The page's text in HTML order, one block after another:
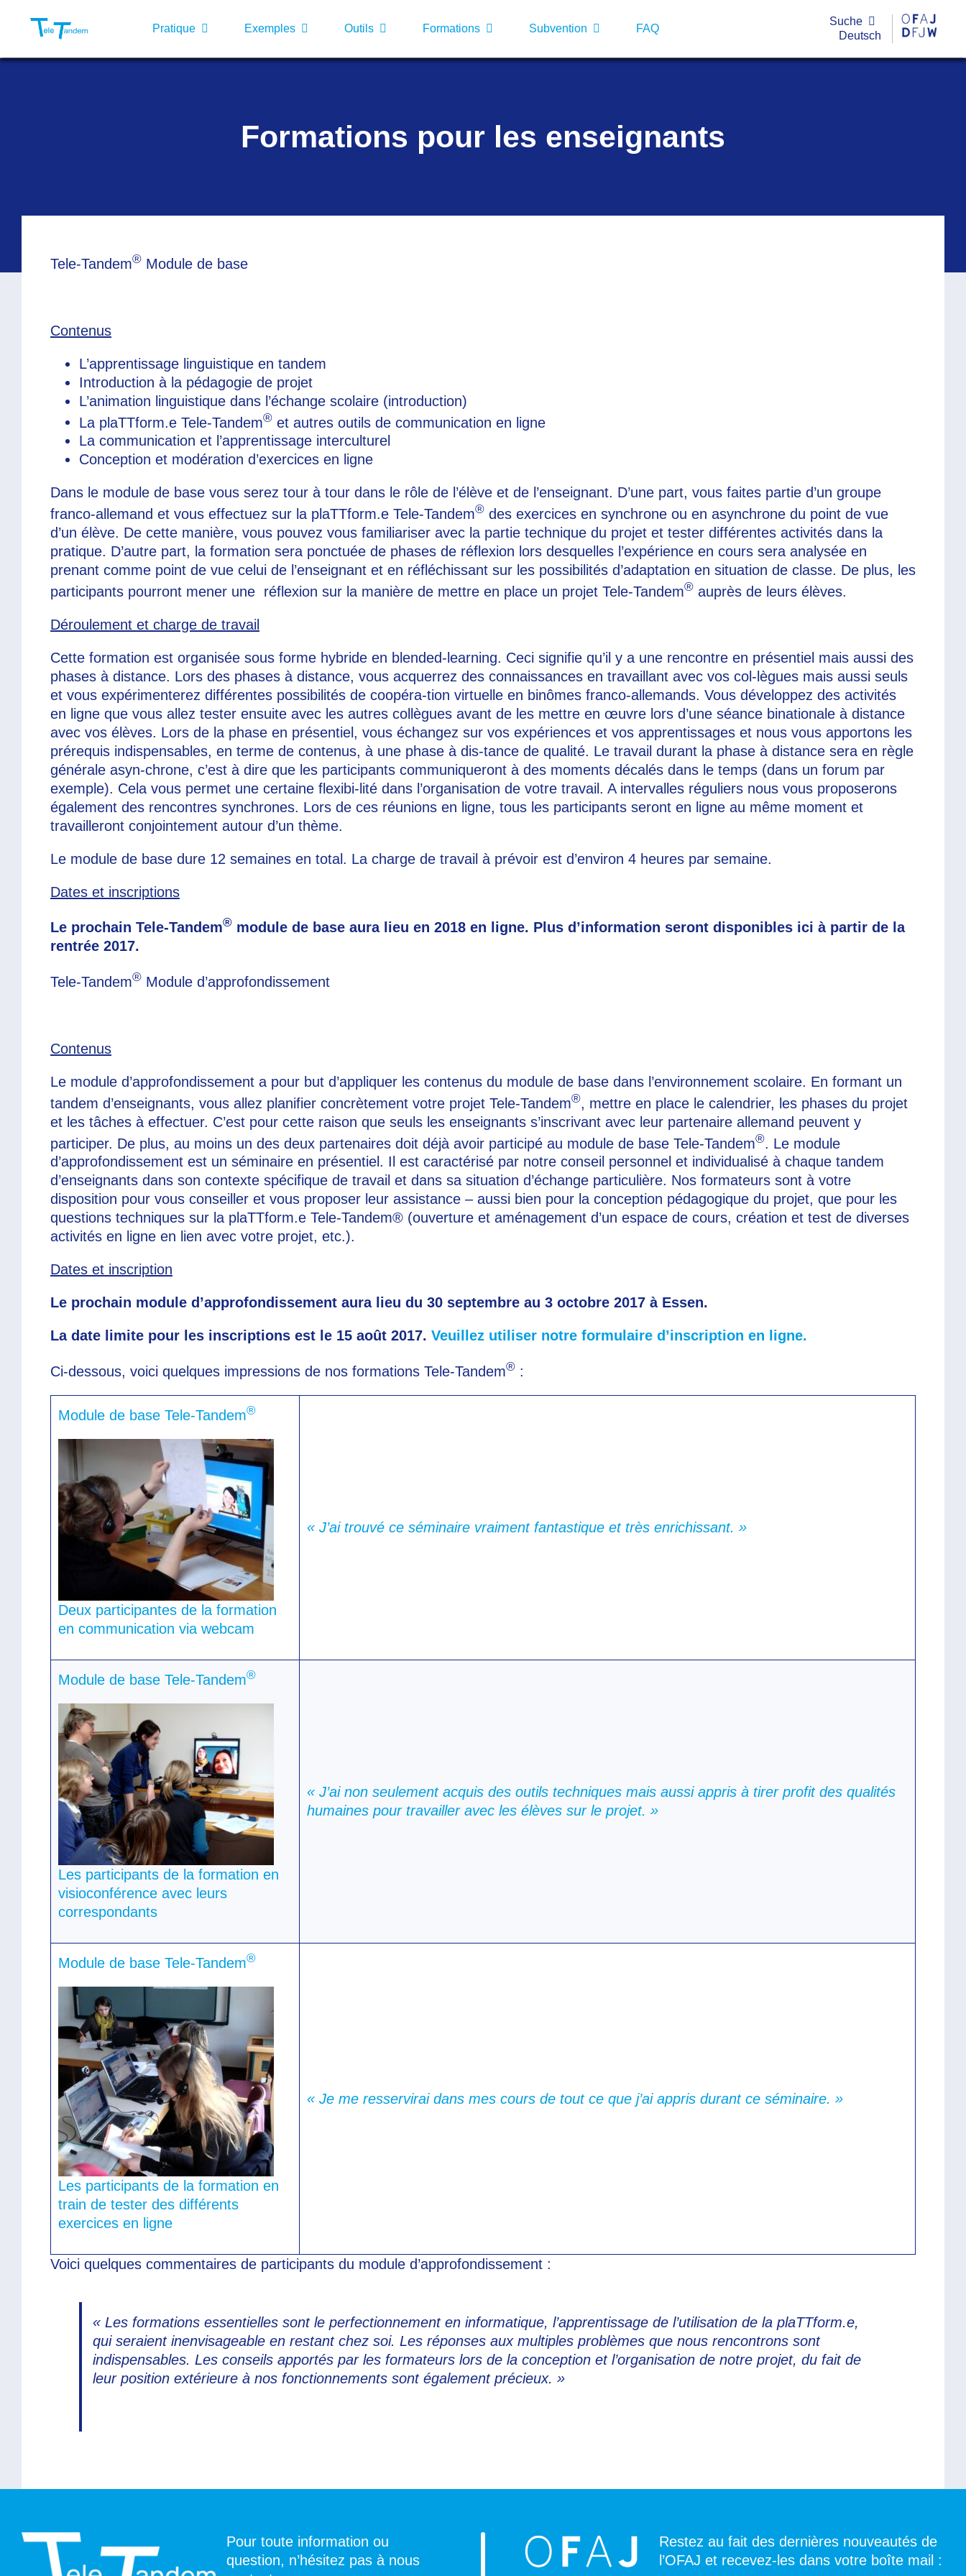
Pratique Exemples Outils Formations Subvention FAQ
Suche
Deutsch
Formations pour les enseignants
Tele-Tandem® Module de base
Contenus
L’apprentissage linguistique en tandem
Introduction à la pédagogie de projet
L’animation linguistique dans l’échange scolaire (introduction)
La plaTTform.e Tele-Tandem® et autres outils de communication en ligne
La communication et l’apprentissage interculturel
Conception et modération d’exercices en ligne
Dans le module de base vous serez tour à tour dans le rôle de l’élève et de l’enseignant. D’une part, vous faites partie d’un groupe
franco-allemand et vous effectuez sur la plaTTform.e Tele-Tandem® des exercices en synchrone ou en asynchrone du point de vue
d’un élève. De cette manière, vous pouvez vous familiariser avec la partie technique du projet et tester différentes activités dans la
pratique. D’autre part, la formation sera ponctuée de phases de réflexion lors desquelles l’expérience en cours sera analysée en
prenant comme point de vue celui de l’enseignant et en réfléchissant sur les possibilités d’adaptation en situation de classe. De plus, les
participants pourront mener une réflexion sur la manière de mettre en place un projet Tele-Tandem® auprès de leurs élèves.
Déroulement et charge de travail
Cette formation est organisée sous forme hybride en blended-learning. Ceci signifie qu’il y a une rencontre en présentiel mais aussi des
phases à distance. Lors des phases à distance, vous acquerrez des connaissances en travaillant avec vos col-lègues mais aussi seuls
et vous expérimenterez différentes possibilités de coopéra-tion virtuelle en binômes franco-allemands. Vous développez des activités
en ligne que vous allez tester ensuite avec les autres collègues avant de les mettre en œuvre lors d’une séance binationale à distance
avec vos élèves. Lors de la phase en présentiel, vous échangez sur vos expériences et vos apprentissages et nous vous apportons les
prérequis indispensables, en terme de contenus, à une phase à dis-tance de qualité. Le travail durant la phase à distance sera en règle
générale asyn-chrone, c’est à dire que les participants communiqueront à des moments décalés dans le temps (dans un forum par
exemple). Cela vous permet une certaine flexibi-lité dans l’organisation de votre travail. A intervalles réguliers nous vous proposerons
également des rencontres synchrones. Lors de ces réunions en ligne, tous les participants seront en ligne au même moment et
travailleront conjointement autour d’un thème.
Le module de base dure 12 semaines en total. La charge de travail à prévoir est d’environ 4 heures par semaine.
Dates et inscriptions
Le prochain Tele-Tandem® module de base aura lieu en 2018 en ligne. Plus d’information seront disponibles ici à partir de la
rentrée 2017.
Tele-Tandem® Module d’approfondissement
Contenus
Le module d’approfondissement a pour but d’appliquer les contenus du module de base dans l’environnement scolaire. En formant un
tandem d’enseignants, vous allez planifier concrètement votre projet Tele-Tandem®, mettre en place le calendrier, les phases du projet
et les tâches à effectuer. C’est pour cette raison que seuls les enseignants s’inscrivant avec leur partenaire allemand peuvent y
participer. De plus, au moins un des deux partenaires doit déjà avoir participé au module de base Tele-Tandem® . Le module
d’approfondissement est un séminaire en présentiel. Il est caractérisé par notre conseil personnel et individualisé à chaque tandem
d’enseignants dans son contexte spécifique de travail et dans sa situation d’échange particulière. Nos formateurs sont à votre
disposition pour vous conseiller et vous proposer leur assistance – aussi bien pour la conception pédagogique du projet, que pour les
questions techniques sur la plaTTform.e Tele-Tandem® (ouverture et aménagement d’un espace de cours, création et test de diverses
activités en ligne en lien avec votre projet, etc.).
Dates et inscription
Le prochain module d’approfondissement aura lieu du 30 septembre au 3 octobre 2017 à Essen.
La date limite pour les inscriptions est le 15 août 2017. Veuillez utiliser notre formulaire d’inscription en ligne.
Ci-dessous, voici quelques impressions de nos formations Tele-Tandem® :
Module de base Tele-Tandem®
Deux participantes de la formation
en communication via webcam
« J’ai trouvé ce séminaire vraiment fantastique et très enrichissant. »
Module de base Tele-Tandem®
Les participants de la formation en
visioconférence avec leurs
correspondants
« J’ai non seulement acquis des outils techniques mais aussi appris à tirer profit des qualités
humaines pour travailler avec les élèves sur le projet. »
Module de base Tele-Tandem®
Les participants de la formation en
train de tester des différents
exercices en ligne
« Je me resservirai dans mes cours de tout ce que j’ai appris durant ce séminaire. »
Voici quelques commentaires de participants du module d’approfondissement :
« Les formations essentielles sont le perfectionnement en informatique, l’apprentissage de l’utilisation de la plaTTform.e,
qui seraient inenvisageable en restant chez soi. Les réponses aux multiples problèmes que nous rencontrons sont
indispensables. Les conseils apportés par les formateurs lors de la conception et l’organisation de notre projet, du fait de
leur position extérieure à nos fonctionnements sont également précieux. »
Pour toute information ou
question, n’hésitez pas à nous
Restez au fait des dernières nouveautés de
l’OFAJ et recevez-les dans votre boîte mail :